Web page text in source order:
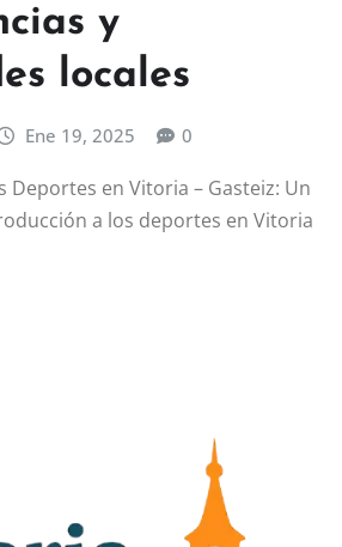
y
locales
Ene 19, 2025 0
Deportes en Vitoria – Gasteiz: Un
a los deportes en Vitoria